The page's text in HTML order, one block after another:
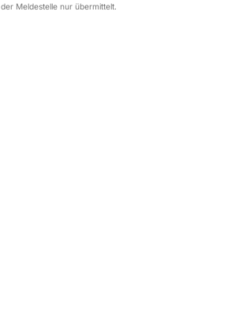
der Meldestelle nur übermittelt.